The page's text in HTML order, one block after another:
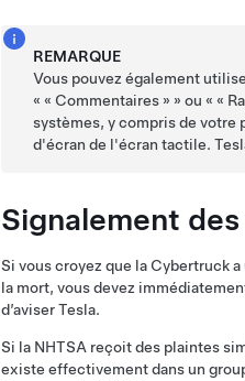
REMARQUE
Vous pouvez également
«« Commentaires » » ou ««
systèmes, y compris de votre
d'écran de l'écran tactile.
Signalement
Si vous croyez que la Cybertrucka
la mort, vous devez
d’aviser Tesla.
Si la NHTSA reçoit des plaintes
existe effectivement dans un